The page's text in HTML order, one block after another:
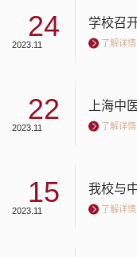
24
2023.11
学校召
了解详情
22
2023.11 了解详情
15
2023.11 了解详情